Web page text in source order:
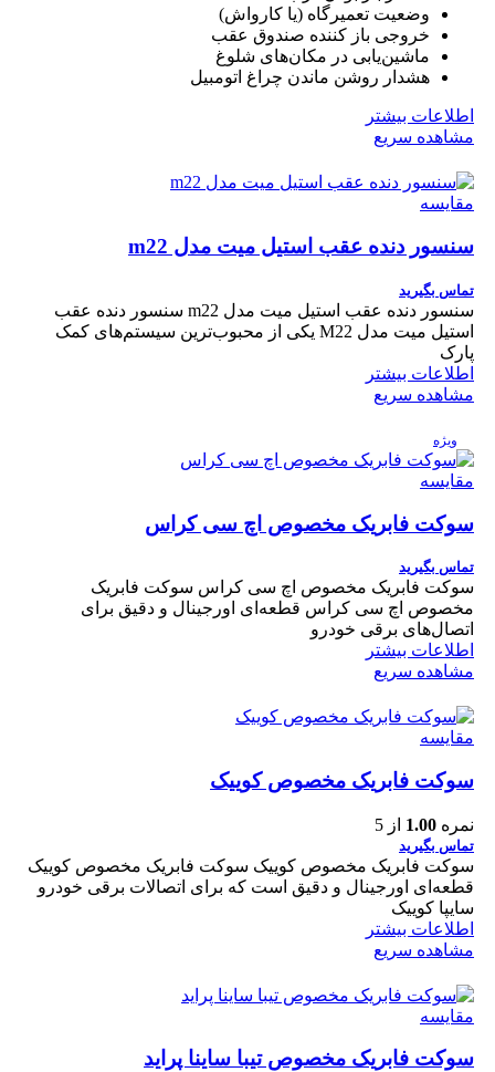
وضعیت تعمیرگاه (یا کارواش)
خروجی باز کننده صندوق عقب
ماشین‌یابی در مکان‌های شلوغ
هشدار روشن ماندن چراغ اتومبیل
اطلاعات بیشتر
مشاهده سریع
مقایسه
سنسور دنده عقب استیل میت مدل m22
تماس بگیرید
سنسور دنده عقب استیل میت مدل m22 سنسور دنده عقب
استیل میت مدل M22 یکی از محبوب‌ترین سیستم‌های کمک
پارک
اطلاعات بیشتر
مشاهده سریع
ویژه
مقایسه
سوکت فابریک مخصوص اچ سی کراس
تماس بگیرید
سوکت فابریک مخصوص اچ سی کراس سوکت فابریک
مخصوص اچ سی کراس قطعه‌ای اورجینال و دقیق برای
اتصال‌های برقی خودرو
اطلاعات بیشتر
مشاهده سریع
مقایسه
سوکت فابریک مخصوص کوییک
نمره 1.00 از 5
تماس بگیرید
سوکت فابریک مخصوص کوییک سوکت فابریک مخصوص کوییک
قطعه‌ای اورجینال و دقیق است که برای اتصالات برقی خودرو
سایپا کوییک
اطلاعات بیشتر
مشاهده سریع
مقایسه
سوکت فابریک مخصوص تیبا ساینا پراید